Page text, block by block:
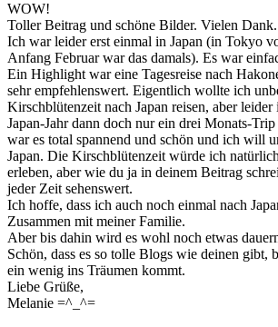
WOW!
Toller Beitrag und schöne Bilder. Vielen Dank.
Ich war leider erst einmal in Japan (in Tokyo
Anfang Februar war das damals). Es war
Ein Highlight war eine Tagesreise nach
sehr empfehlenswert. Eigentlich wollte ich
Kirschblütenzeit nach Japan reisen, aber leider
Japan-Jahr dann doch nur ein drei Monats-
war es total spannend und schön und ich will
Japan. Die Kirschblütenzeit würde ich
erleben, aber wie du ja in deinem Beitrag
jeder Zeit sehenswert.
Ich hoffe, dass ich auch noch einmal nach
Zusammen mit meiner Familie.
Aber bis dahin wird es wohl noch etwas
Schön, dass es so tolle Blogs wie deinen gibt,
ein wenig ins Träumen kommt.
Liebe Grüße,
Melanie =^_^=